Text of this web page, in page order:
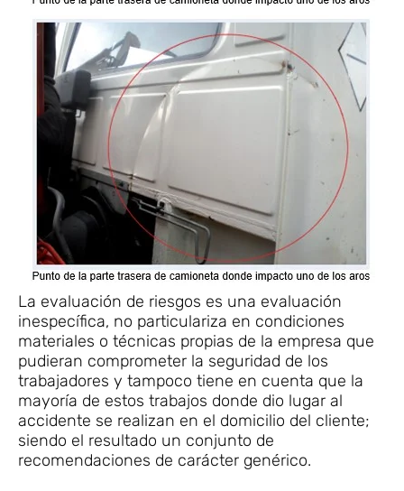
La evaluación de riesgos es una evaluación
inespecífica, no particulariza en condiciones
materiales o técnicas propias de la empresa que
pudieran comprometer la seguridad de los
trabajadores y tampoco tiene en cuenta que la
mayoría de estos trabajos donde dio lugar al
accidente se realizan en el domicilio del cliente;
siendo el resultado un conjunto de
recomendaciones de carácter genérico.